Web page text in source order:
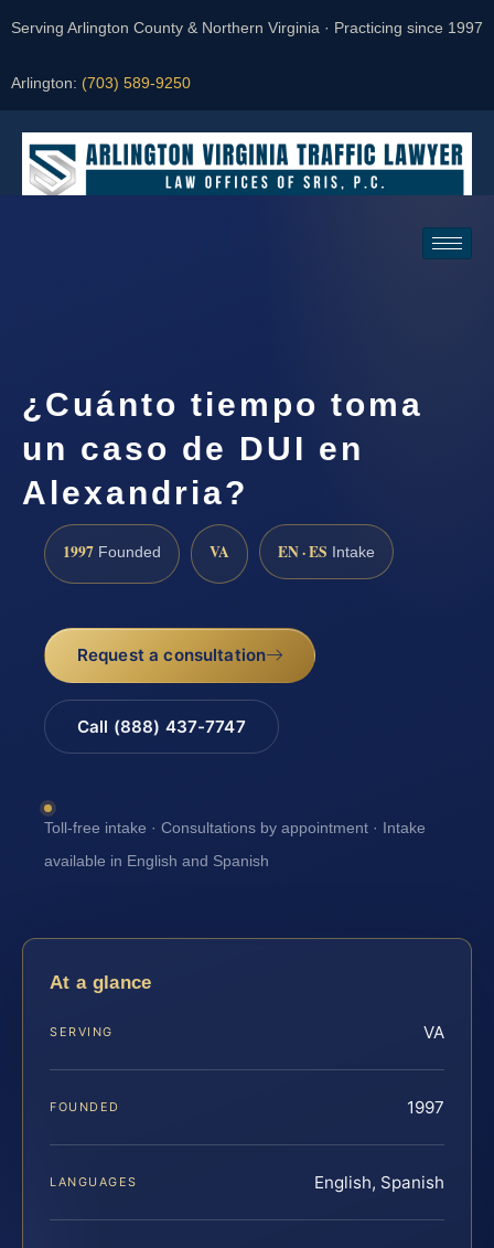
Serving Arlington County & Northern Virginia · Practicing since 1997
Arlington: (703) 589-9250
¿Cuánto tiempo toma
un caso de DUI en
Alexandria?
1997 Founded VA EN · ES Intake
Request a consultation
Call (888) 437-7747
Toll-free intake · Consultations by appointment · Intake
available in English and Spanish
At a glance
SERVING VA
FOUNDED 1997
LANGUAGES English, Spanish